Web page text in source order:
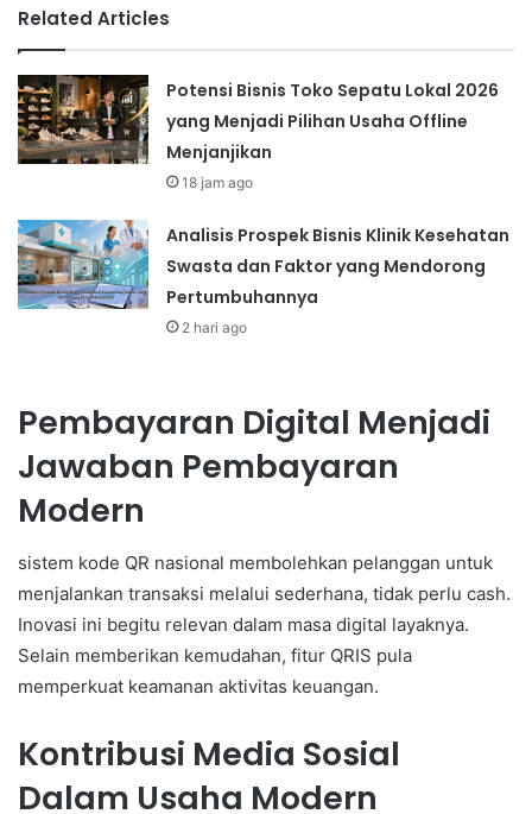
Related Articles
Potensi Bisnis Toko Sepatu Lokal 2026
yang Menjadi Pilihan Usaha Offline
Menjanjikan
18 jam ago
Analisis Prospek Bisnis Klinik Kesehatan
Swasta dan Faktor yang Mendorong
Pertumbuhannya
2 hari ago
Pembayaran Digital Menjadi
Jawaban Pembayaran
Modern
sistem kode QR nasional membolehkan pelanggan untuk
menjalankan transaksi melalui sederhana, tidak perlu cash.
Inovasi ini begitu relevan dalam masa digital layaknya.
Selain memberikan kemudahan, fitur QRIS pula
memperkuat keamanan aktivitas keuangan.
Kontribusi Media Sosial
Dalam Usaha Modern